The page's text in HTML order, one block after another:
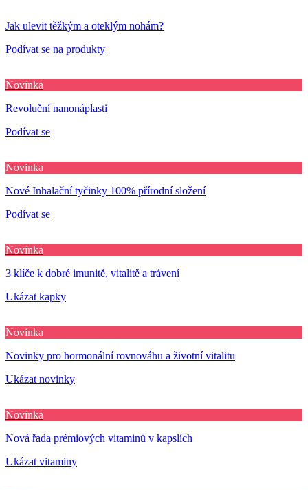
Jak ulevit těžkým a oteklým nohám?
Podívat se na produkty
Novinka
Revoluční nanonáplasti
Podívat se
Novinka
Nové Inhalační tyčinky 100% přírodní složení
Podívat se
Novinka
3 klíče k dobré imunitě, vitalitě a trávení
Ukázat kapky
Novinka
Novinky pro hormonální rovnováhu a životní vitalitu
Ukázat novinky
Novinka
Nová řada prémiových vitaminů v kapslích
Ukázat vitaminy